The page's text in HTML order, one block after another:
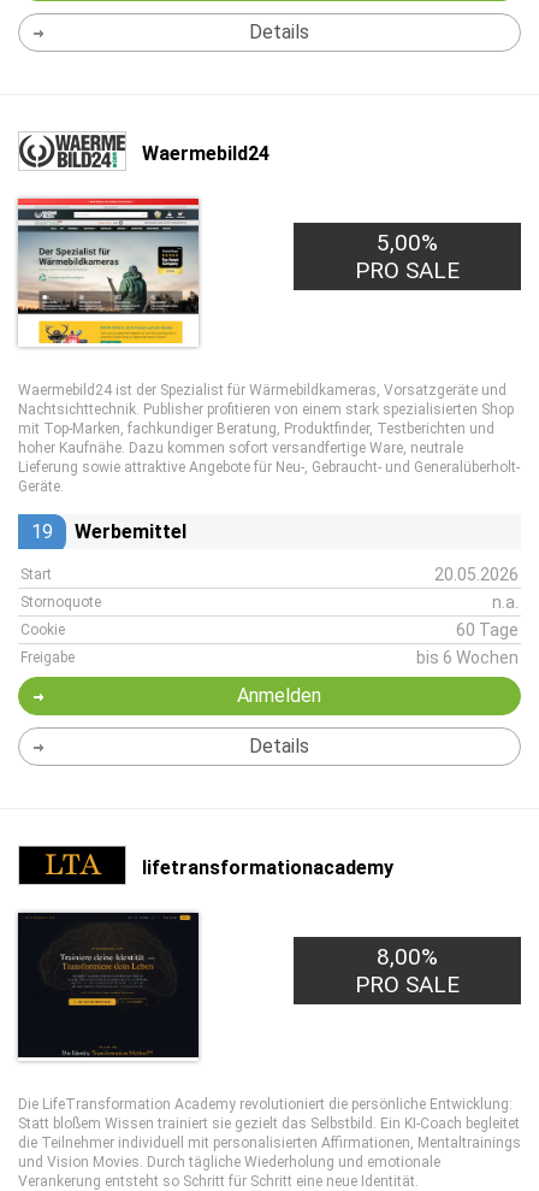
Details
Waermebild24
5,00%
PRO SALE
Waermebild24 ist der Spezialist für Wärmebildkameras, Vorsatzgeräte und
Nachtsichttechnik. Publisher profitieren von einem stark spezialisierten Shop
mit Top-Marken, fachkundiger Beratung, Produktfinder, Testberichten und
hoher Kaufnähe. Dazu kommen sofort versandfertige Ware, neutrale
Lieferung sowie attraktive Angebote für Neu-, Gebraucht- und Generalüberholt-
Geräte.
19 Werbemittel
Start 20.05.2026
Stornoquote n.a.
Cookie 60 Tage
Freigabe bis 6 Wochen
Anmelden
Details
lifetransformationacademy
8,00%
PRO SALE
Die LifeTransformation Academy revolutioniert die persönliche Entwicklung:
Statt bloßem Wissen trainiert sie gezielt das Selbstbild. Ein KI-Coach begleitet
die Teilnehmer individuell mit personalisierten Affirmationen, Mentaltrainings
und Vision Movies. Durch tägliche Wiederholung und emotionale
Verankerung entsteht so Schritt für Schritt eine neue Identität.